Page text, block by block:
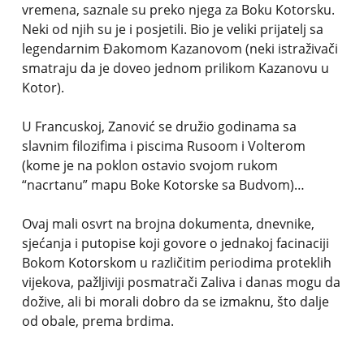
vremena, saznale su preko njega za Boku Kotorsku.
Neki od njih su je i posjetili. Bio je veliki prijatelj sa
legendarnim Đakomom Kazanovom (neki istraživači
smatraju da je doveo jednom prilikom Kazanovu u
Kotor).
U Francuskoj, Zanović se družio godinama sa
slavnim filozifima i piscima Rusoom i Volterom
(kome je na poklon ostavio svojom rukom
“nacrtanu” mapu Boke Kotorske sa Budvom)…
Ovaj mali osvrt na brojna dokumenta, dnevnike,
sjećanja i putopise koji govore o jednakoj facinaciji
Bokom Kotorskom u različitim periodima proteklih
vijekova, pažljiviji posmatrači Zaliva i danas mogu da
dožive, ali bi morali dobro da se izmaknu, što dalje
od obale, prema brdima.